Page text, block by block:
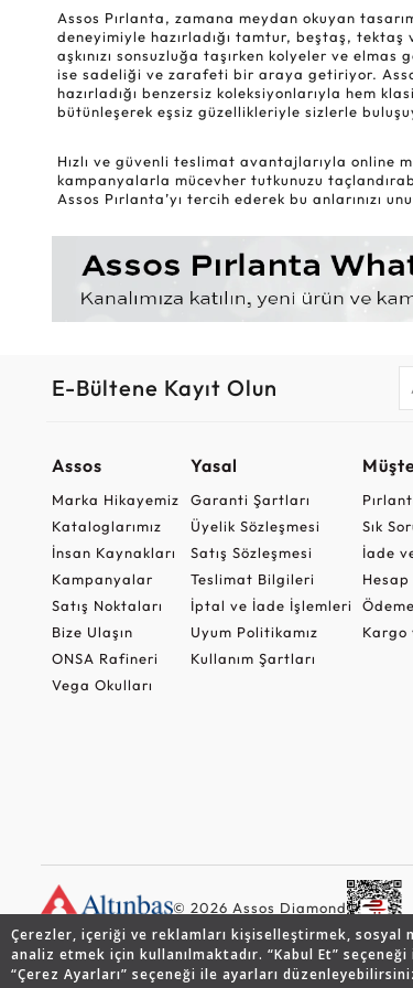
Çerezler, içeriği ve reklamları kişiselleştirmek,
analiz etmek için kullanılmaktadır. “Kabul Et”
“Çerez Ayarları” seçeneği ile ayarları
Assos Pırlanta, zamana meydan okuyan
deneyimiyle hazırladığı tamtur, beştaş,
aşkınızı sonsuzluğa taşırken kolyeler ve
ise sadeliği ve zarafeti bir araya getiriyor.
hazırladığı benzersiz koleksiyonlarıyla hem
bütünleşerek eşsiz güzellikleriyle sizlerle
Hızlı ve güvenli teslimat avantajlarıyla online
kampanyalarla mücevher tutkunuzu
Assos Pırlanta’yı tercih ederek bu anlarınızı
E-Bültene Kayıt Olun
Assos
Marka Hikayemiz
Kataloglarımız
İnsan Kaynakları
Kampanyalar
Satış Noktaları
Bize Ulaşın
ONSA Rafineri
Vega Okulları
Yasal
Garanti Şartları
Üyelik Sözleşmesi
Satış Sözleşmesi
Teslimat Bilgileri
İptal ve İade İşlemleri
Uyum Politikamız
Kullanım Şartları
Sık
İade
Hesap
Kargo
© 2026 Assos Diamond